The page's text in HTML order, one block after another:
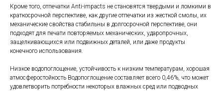
Кроме того, отпечатки Anti-impacts не становятся твердыми и ломкими в
краткосрочной перспективе, как другие отпечатки из жесткой смолы, их
механические свойства стабильны в долгосрочной перспективе, они
подходят для печати повторяемых механических, ударопрочных,
защелкивающихся или подвижных деталей, или даже продукты
конечного использования.
Низкое водопоглощение, устойчивость к низким температурам, хорошая
атмосферостойкость Водопоглощение составляет всего 0,46%, что может
удовлетворить потребности некоторых влажных сред или подводных